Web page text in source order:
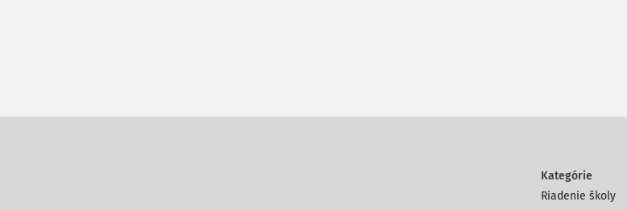
Kategórie
Riadenie školy